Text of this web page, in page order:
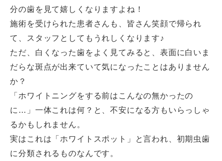
分の歯を見て嬉しくなりますよね！
施術を受けられた患者さんも、皆さん笑顔で帰られ
て、スタッフとしてもうれしくなります♪
ただ、白くなった歯をよく見てみると、表面に白いま
だらな斑点が出来ていて気になったことはありません
か？
「ホワイトニングをする前はこんなの無かったの
に…」一体これは何？と、不安になる方もいらっしゃ
るかもしれません。
実はこれは「ホワイトスポット」と言われ、初期虫歯
に分類されるものなんです。